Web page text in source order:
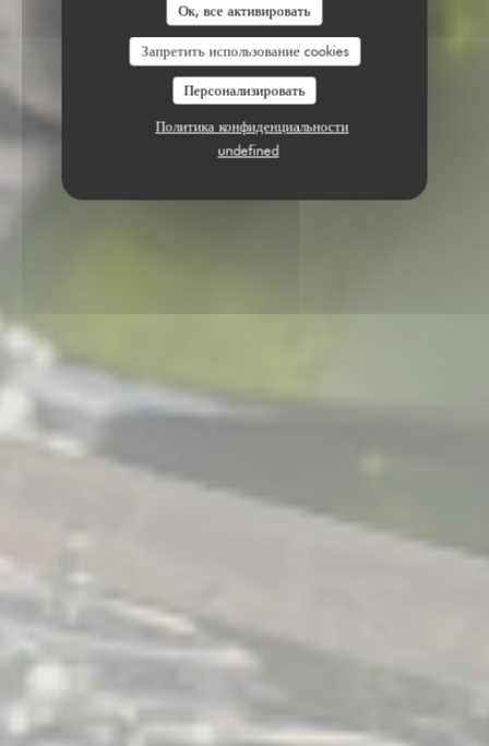
Ок, все активировать
Запретить использование cookies
Персонализировать
Политика конфиденциальности
undefined